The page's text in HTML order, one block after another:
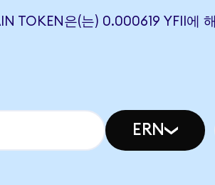
TOKEN은(는) 0.000619 YFII에 해
ERN